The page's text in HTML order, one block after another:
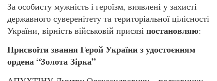
За особисту мужність і героїзм, виявлені у захисті
державного суверенітету та територіальної цілісності
України, вірність військовій присязі постановляю:
Присвоїти звання Герой України з удостоєнням
ордена “Золота Зірка”